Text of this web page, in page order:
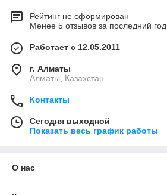
Рейтинг не сформирован
Менее 5 отзывов за последний год
Работает с 12.05.2011
г. Алматы
Алматы, Казахстан
Контакты
Сегодня выходной
Показать весь график работы
О нас